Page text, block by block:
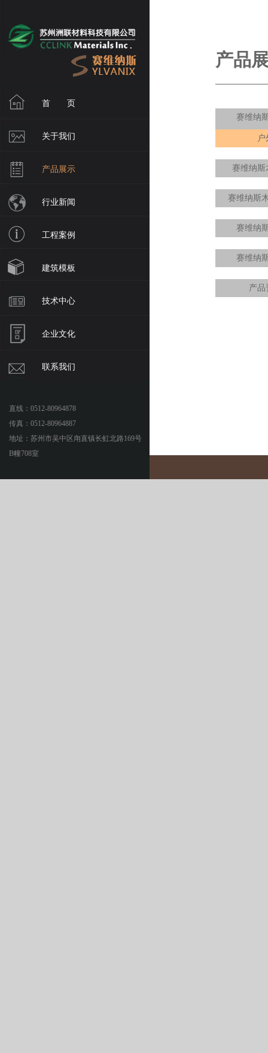
首 页
关于我们
产品展示
行业新闻
工程案例
建筑模板
技术中心
企业文化
联系我们
直线：0512-80964878
传真：0512-80964887
地址：苏州市吴中区甪直镇长虹北路169号
B幢708室
产品
赛维纳
户
赛维纳斯
赛维纳斯
赛维纳
赛维纳
产品